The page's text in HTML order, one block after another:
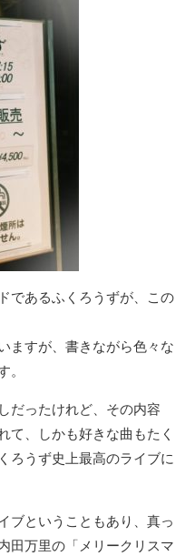
であるふくろうずが、この
ますが、書きながら色々な
。
だったけれど、その内容
て、しかも好きな曲もたく
ろうず史上最高のライブに
ブということもあり、真っ
田万里の「メリークリスマ